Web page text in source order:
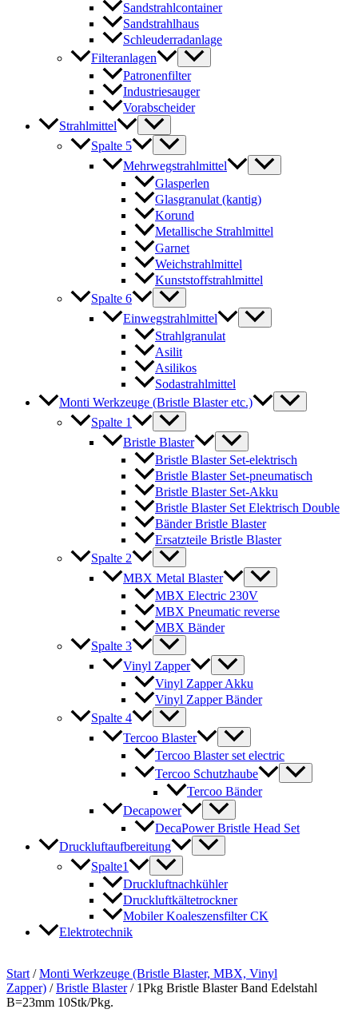
Sandstrahlcontainer
Sandstrahlhaus
Schleuderradanlage
Filteranlagen
Patronenfilter
Industriesauger
Vorabscheider
Strahlmittel
Spalte 5
Mehrwegstrahlmittel
Glasperlen
Glasgranulat (kantig)
Korund
Metallische Strahlmittel
Garnet
Weichstrahlmittel
Kunststoffstrahlmittel
Spalte 6
Einwegstrahlmittel
Strahlgranulat
Asilit
Asilikos
Sodastrahlmittel
Monti Werkzeuge (Bristle Blaster etc.)
Spalte 1
Bristle Blaster
Bristle Blaster Set-elektrisch
Bristle Blaster Set-pneumatisch
Bristle Blaster Set-Akku
Bristle Blaster Set Elektrisch Double
Bänder Bristle Blaster
Ersatzteile Bristle Blaster
Spalte 2
MBX Metal Blaster
MBX Electric 230V
MBX Pneumatic reverse
MBX Bänder
Spalte 3
Vinyl Zapper
Vinyl Zapper Akku
Vinyl Zapper Bänder
Spalte 4
Tercoo Blaster
Tercoo Blaster set electric
Tercoo Schutzhaube
Tercoo Bänder
Decapower
DecaPower Bristle Head Set
Druckluftaufbereitung
Spalte1
Druckluftnachkühler
Druckluftkältetrockner
Mobiler Koaleszensfilter CK
Elektrotechnik
Start /Monti Werkzeuge (Bristle Blaster, MBX, Vinyl
Zapper) /Bristle Blaster/ 1Pkg Bristle Blaster Band Edelstahl
B=23mm 10Stk/Pkg.